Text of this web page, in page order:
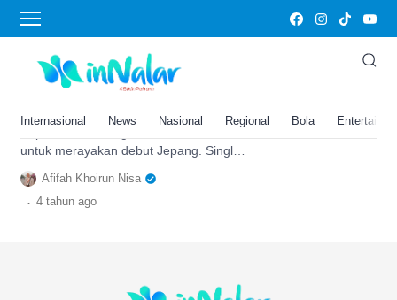
Internasional News Nasional Regional Bola
debut jepang
Kep1er Akan Merilis Album
Single Jepang Pertama Fly-Up
untuk merayakan debut Jepang. Single
Afifah Khoirun Nisa
. 4 tahun ago